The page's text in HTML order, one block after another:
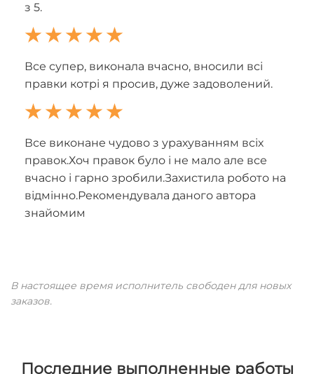
з 5.
Все супер, виконала вчасно, вносили всі
правки котрі я просив, дуже задоволений.
Все виконане чудово з урахуванням всіх
правок.Хоч правок було і не мало але все
вчасно і гарно зробили.Захистила робото на
відмінно.Рекомендувала даного автора
знайомим
В настоящее время исполнитель свободен для новых
заказов.
Последние выполненные работы